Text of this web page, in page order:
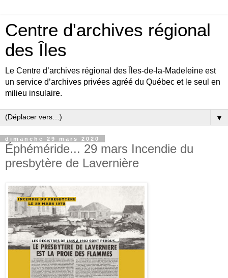
Centre d'archives régional
des Îles
Le Centre d’archives régional des Îles-de-la-Madeleine est
un service d’archives privées agréé du Québec et le seul en
milieu insulaire.
▼
dimanche 29 mars 2020
Éphéméride... 29 mars Incendie du
presbytère de Lavernière